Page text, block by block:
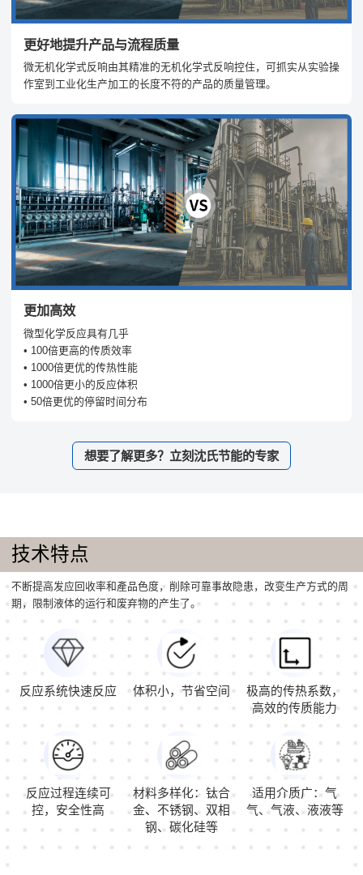
更好地提升产品与流程质量
微无机化学式反响由其精准的无机化学式反响控住，可抓实从实验操
作室到工业化生产加工的长度不符的产品的质量管理。
更加高效
微型化学反应具有几乎
• 100倍更高的传质效率
• 1000倍更优的传热性能
• 1000倍更小的反应体积
• 50倍更优的停留时间分布
想要了解更多？立刻沈氏节能的专家
技术特点
不断提高发应回收率和產品色度，削除可靠事故隐患，改变生产方式的周
期，限制液体的运行和废弃物的产生了。
反应系统快速反应 体积小，节省空间
极高的传热系数，
高效的传质能力
反应过程连续可
控，安全性高
材料多样化：钛合
金、不锈钢、双相
钢、碳化硅等
适用介质广：气
气、气液、液液等